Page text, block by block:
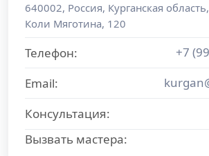
640002, Россия, Курганская область
Коли Мяготина, 120
Телефон:
+7
Email:
Консультация:
Вызвать мастера: